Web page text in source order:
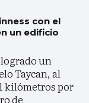
con el
un edificio
un
Taycan, al
kilómetros por
de